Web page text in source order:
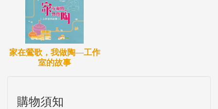
家在鶯歌，我做陶—工作
室的故事
購物須知